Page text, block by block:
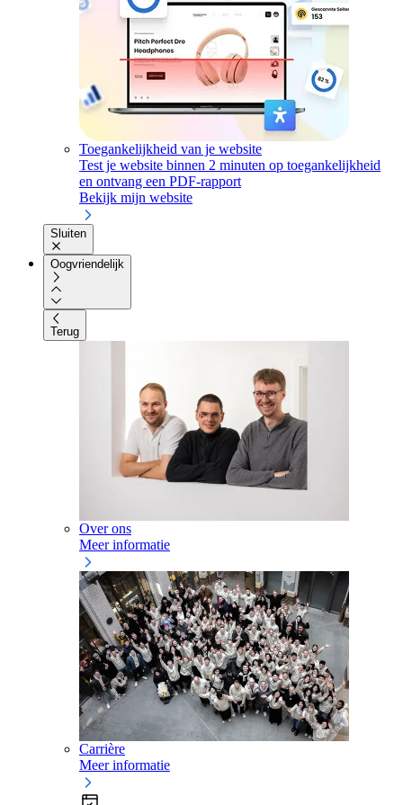
Toegankelijkheid van je website
Test je website binnen 2 minuten op toegankelijkheid
en ontvang een PDF-rapport
Bekijk mijn website
Sluiten
Oogvriendelijk
Terug
Over ons
Meer informatie
Carrière
Meer informatie